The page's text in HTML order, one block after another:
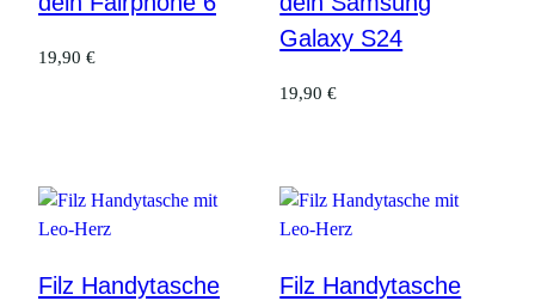
19,90 €
Galaxy S24
19,90€
Filz Handytasche
Filz Handytasche